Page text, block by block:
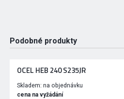
Podobné produkty
OCEL HEB 240 S235JR
Skladem: na objednávku
cena na vyžádání